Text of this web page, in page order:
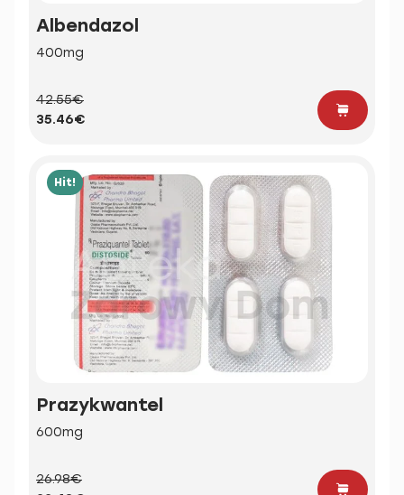
Albendazol
400mg
42.55€
35.46€
Hit!
Prazykwantel
600mg
26.98€